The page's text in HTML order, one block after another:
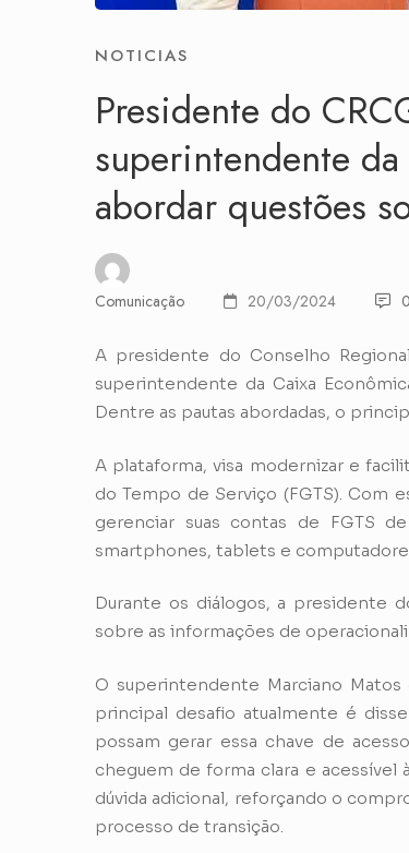
NOTICIAS
Presidente do
superintendente
abordar questões
Comunicação 20/03/2024
A presidente do Conselho
superintendente da Caixa
Dentre as pautas abordadas, o
A plataforma, visa modernizar e
do Tempo de Serviço (FGTS). Com
gerenciar suas contas de FGTS
smartphones, tablets e
Durante os diálogos, a presidente
sobre as informações de
O superintendente Marciano
principal desafio atualmente é
possam gerar essa chave de
cheguem de forma clara e acessível
dúvida adicional, reforçando o
processo de transição.